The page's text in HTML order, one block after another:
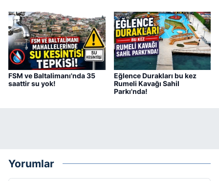
FSM ve Baltalimanı'nda 35
saattir su yok!
Eğlence Durakları bu kez
Rumeli Kavağı Sahil
Parkı'nda!
Yorumlar